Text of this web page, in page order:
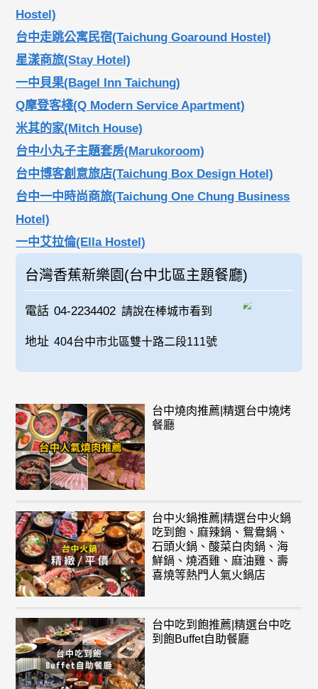
Hostel)
台中走跳公寓民宿(Taichung Goaround Hostel)
星漾商旅(Stay Hotel)
一中貝果(Bagel Inn Taichung)
Q摩登客棧(Q Modern Service Apartment)
米其的家(Mitch House)
台中小丸子主題套房(Marukoroom)
台中博客創意旅店(Taichung Box Design Hotel)
台中一中時尚商旅(Taichung One Chung Business
Hotel)
一中艾拉倫(Ella Hostel)
台灣香蕉新樂園(台中北區主題餐廳)
電話 04-2234402 請說在棒城市看到
地址 404台中市北區雙十路二段111號
台中燒肉推薦|精選台中燒烤
餐廳
台中火鍋推薦|精選台中火鍋
吃到飽、麻辣鍋、鴛鴦鍋、
石頭火鍋、酸菜白肉鍋、海
鮮鍋、燒酒雞、麻油雞、壽
喜燒等熱門人氣火鍋店
台中吃到飽推薦|精選台中吃
到飽Buffet自助餐廳